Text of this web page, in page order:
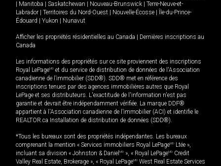
Manitoba Saskatchewan Nouveau-Brunswick
Terre-Neuve-et-
Labrador
Territoires du Nord-Ouest Nouvelle-Écosse
Île-du-Prince-
Édouard
Yukon Nunavut
Afficher les propriétés résidentielles au Canada
Dernières inscriptions au
Canada
Les informations des propriétés sur ce site proviennent des inscriptions
Royal LePageMD et du service de distribution de données de l'Association
canadienne de l’immobilier (SDD®). SDD® met en référence des
inscriptions tenues par des agences immobilières autres que Royal
LePage et ses distributeurs. L'exactitude de l'information n'est pas
garantie et devrait être indépendamment vérifiée. La marque DDF®
appartient à l'Association canadienne de l’immobilier (ACI) et identifie le
REALTOR.ca Installation de distribution de données (SDD®).
*Tous les bureaux sont des propriétés indépendantes. Les bureaux
comprenant la mention « Services immobiliers Royal LePageMD Ltée »,
incluant sa division « Johnston & Daniel MD », « Royal LePageMD Credit
Valley Real Estate, Brokerage », « Royal LePageMD West Real Estate Services